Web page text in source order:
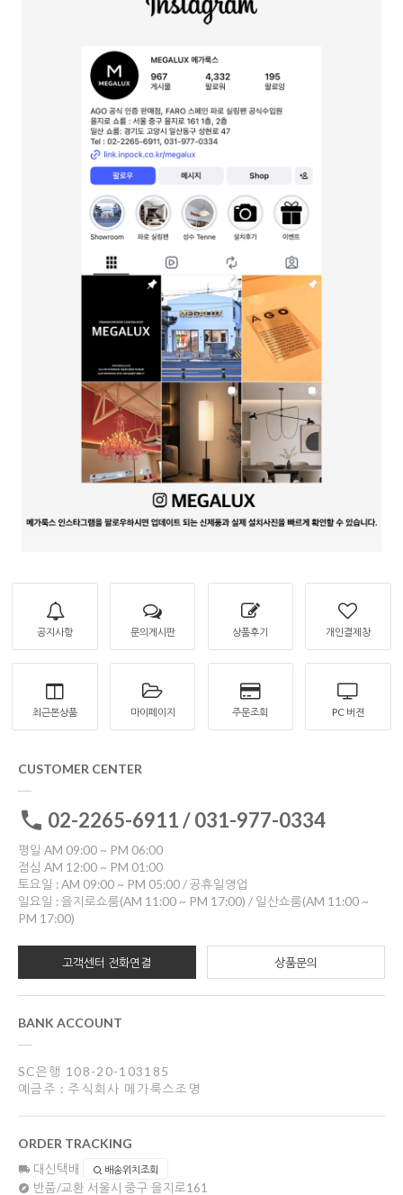
공지사항 문의게시판 상품후기 개인결제창
최근본상품 마이페이지 주문조회 PC 버젼
CUSTOMER CENTER
02-2265-6911 / 031-977-0334
평일 AM 09:00 ~ PM 06:00
점심 AM 12:00 ~ PM 01:00
토요일 : AM 09:00 ~ PM 05:00 / 공휴일영업
일요일 : 을지로쇼룸(AM 11:00 ~ PM 17:00) / 일산쇼룸(AM 11:00 ~
PM 17:00)
고객센터 전화연결 상품문의
BANK ACCOUNT
SC은행 108-20-103185
예금주 : 주식회사 메가룩스조명
ORDER TRACKING
대신택배 배송위치조회
반품/교환 서울시 중구 을지로161